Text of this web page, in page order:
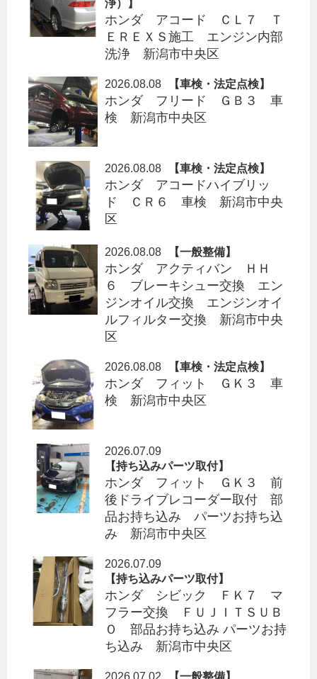
浄）】
ホンダ アコード ＣＬ７ Ｔ
ＥＲＥＸＳ施工 エンジン内部
洗浄 新潟市中央区
2026.08.08 【車検・法定点検】
ホンダ フリード ＧＢ３ 車
検 新潟市中央区
2026.08.08 【車検・法定点検】
ホンダ アコードハイブリッ
ド ＣＲ６ 車検 新潟市中央
区
2026.08.08 【一般整備】
ホンダ アクティバン ＨＨ
６ ブレーキシュー交換 エン
ジンオイル交換 エンジンオイ
ルフィルター交換 新潟市中央
区
2026.08.08 【車検・法定点検】
ホンダ フィット ＧＫ３ 車
検 新潟市中央区
2026.07.09
【持ち込みパーツ取付】
ホンダ フィット ＧＫ３ 前
後ドライブレコーダー取付 部
品お持ち込み パーツお持ち込
み 新潟市中央区
2026.07.09
【持ち込みパーツ取付】
ホンダ シビック ＦＫ７ マ
フラー交換 ＦＵＪＩＴＳＵＢ
Ｏ 部品お持ち込み パーツお持
ち込み 新潟市中央区
2026.07.02 【一般整備】